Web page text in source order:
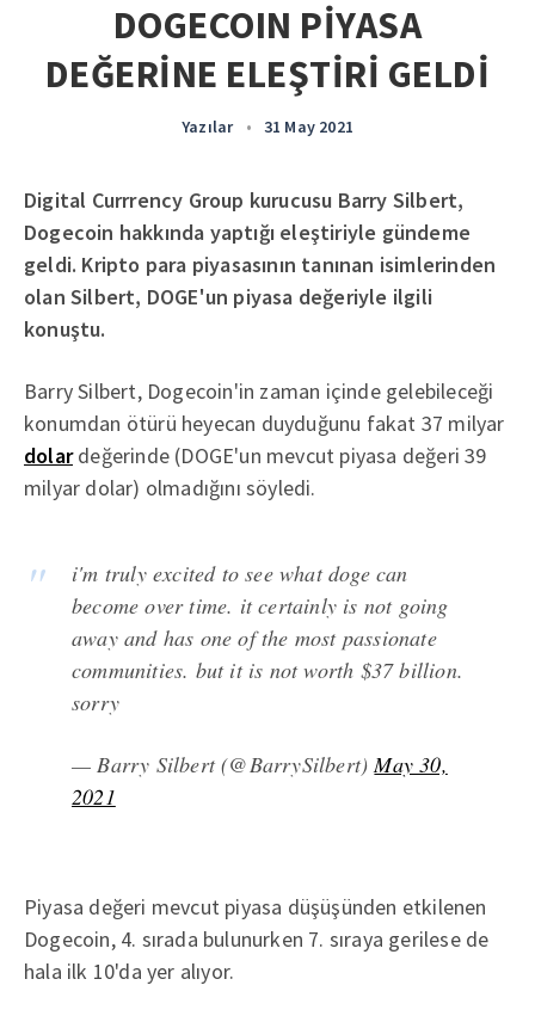
DOGECOIN PİYASA
DEĞERİNE ELEŞTİRİ GELDİ
Yazılar • 31 May 2021
Digital Currrency Group kurucusu Barry Silbert,
Dogecoin hakkında yaptığı eleştiriyle gündeme
geldi. Kripto para piyasasının tanınan isimlerinden
olan Silbert, DOGE'un piyasa değeriyle ilgili
konuştu.
Barry Silbert, Dogecoin'in zaman içinde gelebileceği
konumdan ötürü heyecan duyduğunu fakat 37 milyar
dolardeğerinde (DOGE'un mevcut piyasa değeri 39
milyar dolar) olmadığını söyledi.
i'm truly excited to see what doge can
become over time. it certainly is not going
away and has one of the most passionate
communities. but it is not worth $37 billion.
sorry
— Barry Silbert (@BarrySilbert)May 30,
2021
Piyasa değeri mevcut piyasa düşüşünden etkilenen
Dogecoin, 4. sırada bulunurken 7. sıraya gerilese de
hala ilk 10'da yer alıyor.